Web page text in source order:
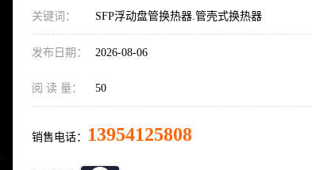
关键词： SFP浮动盘管换热器.管壳式换热器
发布日期： 2026-08-06
阅 读 量： 50
销售电话： 13954125808